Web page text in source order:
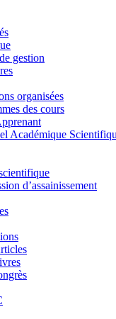
gestion
organisées
des cours
Académique
d’assainissement